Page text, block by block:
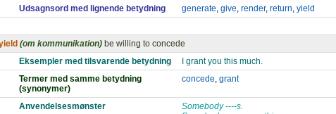
Udsagnsord med lignende betydning
generate, give, render, return, yield
(om kommunikation) be willing to concede
Eksempler med tilsvarende betydning
I grant you this much.
Termer med samme betydning
(synonymer)
concede, grant
Anvendelsesmønster
Somebody ----s.